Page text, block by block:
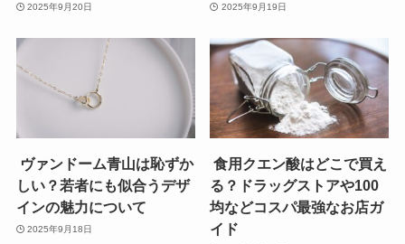
2025年9月20日 2025年9月19日
ヴァンドーム青山は恥ずか
しい？若者にも似合うデザ
インの魅力について
2025年9月18日
食用クエン酸はどこで買え
る？ドラッグストアや100
均などコスパ最強なお店ガ
イド